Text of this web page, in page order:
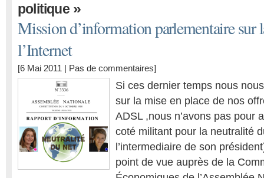
politique»
Mission d’information parlementaire sur
l’Internet
[6 Mai 2011 | Pas de commentaires]
Si ces dernier temps nous
sur la mise en place de nos
ADSL ,nous n’avons pas pour
coté militant pour la neutralité
l’intermediaire de son
point de vue auprès de la